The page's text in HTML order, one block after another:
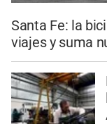
Santa Fe: la
viajes y suma